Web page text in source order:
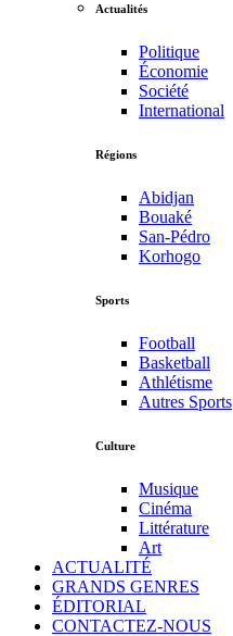
Actualités
Politique
Économie
Société
International
Régions
Abidjan
Bouaké
San-Pédro
Korhogo
Sports
Football
Basketball
Athlétisme
Autres Sports
Culture
Musique
Cinéma
Littérature
Art
ACTUALITÉ
GRANDS GENRES
ÉDITORIAL
CONTACTEZ-NOUS